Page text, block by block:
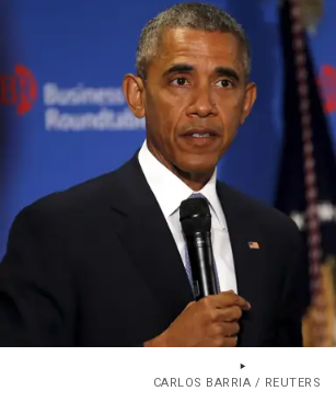
CARLOS BARRIA / REUTERS